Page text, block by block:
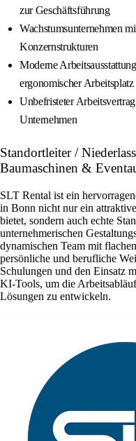
zur Geschäftsführung
Wachstumsunternehmen
Konzernstrukturen
Moderne
ergonomischer Arbeitsplatz
Unbefristeter
Unternehmen
Standortleiter /
Baumaschinen &
SLT Rental ist ein
in Bonn nicht nur ein
bietet, sondern auch echte
unternehmerischen
dynamischen Team mit
persönliche und berufliche
Schulungen und den Einsatz
KI-Tools, um die
Lösungen zu entwickeln.